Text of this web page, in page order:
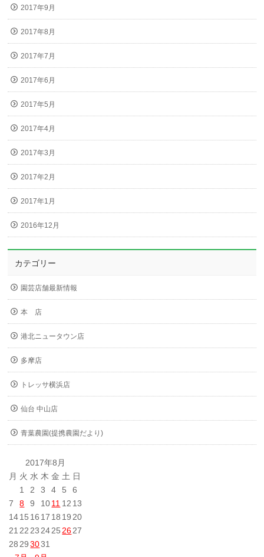
2017年9月
2017年8月
2017年7月
2017年6月
2017年5月
2017年4月
2017年3月
2017年2月
2017年1月
2016年12月
カテゴリー
園芸店舗最新情報
本 店
港北ニュータウン店
多摩店
トレッサ横浜店
仙台 中山店
青葉農園(提携農園だより)
2017年8月
月 火 水 木 金 土 日
1
2 3 4 5
6
7
8 9 1011 12 13
1415 16 17 18 19 20
21 22 23 2425 2627
28 29 3031